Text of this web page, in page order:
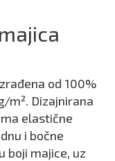
od 100%
m². Dizajnirana
elastične
i bočne
boji majice, uz